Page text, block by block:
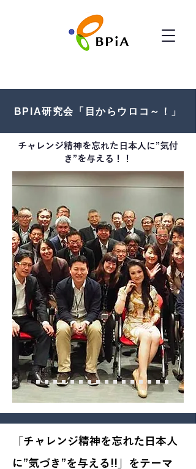
BPIA研究会「目からウロコ～！」
チャレンジ精神を忘れた日本人に”気付
き”を与える！！
「チャレンジ精神を忘れた日本人
に”気づき”を与える!!」をテーマ